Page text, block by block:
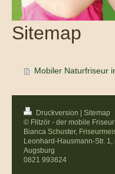
Sitemap
Mobiler Naturfriseur
Druckversion
Sitemap
© Flitzör - der mobile Friseur
Bianca Schuster,
Leonhard-Hausmann-Str. 1,
Augsburg
0821 993624